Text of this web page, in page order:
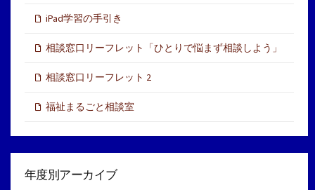
iPad学習の手引き
相談窓口リーフレット「ひとりで悩まず相談しよう」
相談窓口リーフレット 2
福祉まるごと相談室
年度別アーカイブ